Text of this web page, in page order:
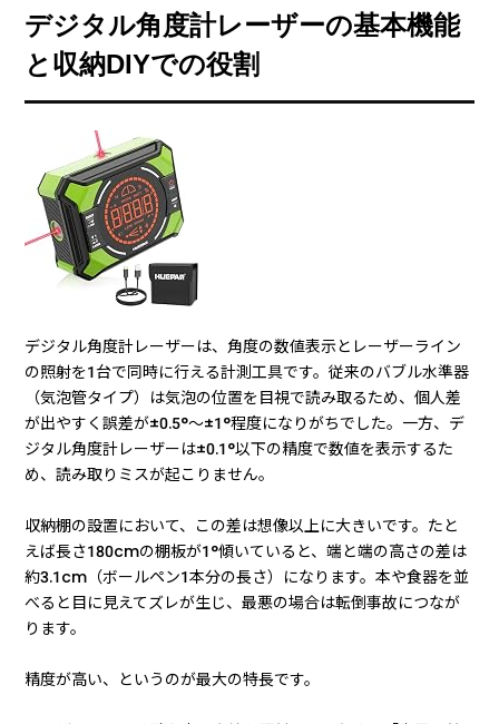
デジタル角度計レーザーの基本機能
と収納DIYでの役割
デジタル角度計レーザーは、角度の数値表示とレーザーライン
の照射を1台で同時に行える計測工具です。従来のバブル水準器
（気泡管タイプ）は気泡の位置を目視で読み取るため、個人差
が出やすく誤差が±0.5°〜±1°程度になりがちでした。一方、デ
ジタル角度計レーザーは±0.1°以下の精度で数値を表示するた
め、読み取りミスが起こりません。
収納棚の設置において、この差は想像以上に大きいです。たと
えば長さ180cmの棚板が1°傾いていると、端と端の高さの差は
約3.1cm（ボールペン1本分の長さ）になります。本や食器を並
べると目に見えてズレが生じ、最悪の場合は転倒事故につなが
ります。
精度が高い、というのが最大の特長です。